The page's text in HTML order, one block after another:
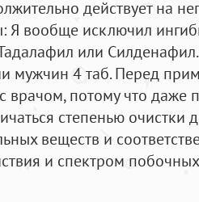
действует на
Я вообще исключил
или
мужчин 4 таб. Перед
врачом, потому что
степенью очистки
веществ и
и спектром